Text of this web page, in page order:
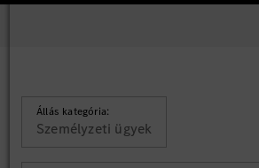
Állás kategória:
Személyzeti ügyek